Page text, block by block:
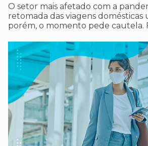
O setor mais afetado com a
retomada das viagens domésticas
porém, o momento pede cautela.